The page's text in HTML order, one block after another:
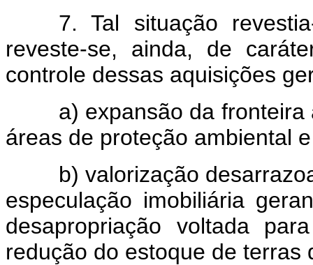
7. Tal situação
reveste-se, ainda, de
controle dessas aquisições
a) expansão da
áreas de proteção ambiental
b) valorização
especulação imobiliária
desapropriação voltada
redução do estoque de terras